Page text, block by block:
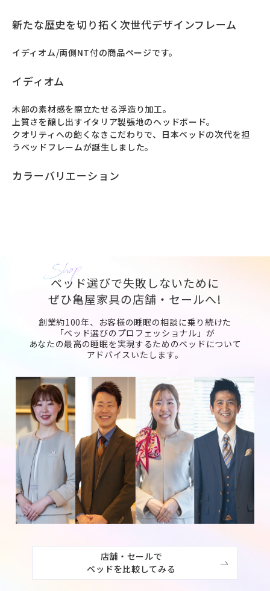
新たな歴史を切り拓く次世代デザインフレーム
イディオム/両側NT付の商品ページです。
イディオム
⽊部の素材感を際⽴たせる浮造り加⼯。
上質さを醸し出すイタリア製張地のヘッドボード。
クオリティへの飽くなきこだわりで、日本ベッドの次代を担
うベッドフレームが誕⽣しました。
カラーバリエーション
ベッド選びで失敗しないために
ぜひ亀屋家具の店舗・セールへ!
創業約100年、お客様の睡眠の相談に乗り続けた
「ベッド選びのプロフェッショナル」が
あなたの最高の睡眠を実現するためのベッドについて
アドバイスいたします。
店舗・セールで
ベッドを比較してみる